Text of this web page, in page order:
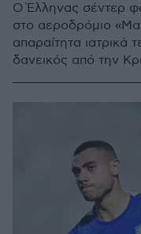
Ο Έλληνας σέντερ
στο αεροδρόμιο
απαραίτητα ιατρικά
δανεικός από την